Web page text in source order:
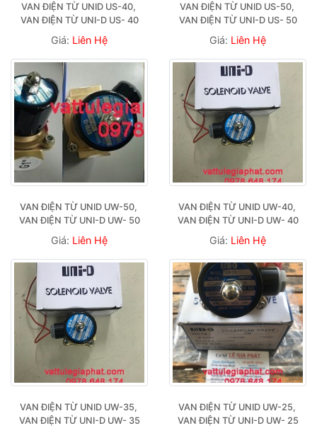
VAN ĐIỆN TỪ UNID US-40,
VAN ĐIỆN TỪ UNI-D US- 40
Giá: Liên Hệ
VAN ĐIỆN TỪ UNID US-50,
VAN ĐIỆN TỪ UNI-D US- 50
Giá: Liên Hệ
VAN ĐIỆN TỪ UNID UW-50,
VAN ĐIỆN TỪ UNI-D UW- 50
Giá: Liên Hệ
VAN ĐIỆN TỪ UNID UW-40,
VAN ĐIỆN TỪ UNI-D UW- 40
Giá: Liên Hệ
VAN ĐIỆN TỪ UNID UW-35,
VAN ĐIỆN TỪ UNI-D UW- 35
VAN ĐIỆN TỪ UNID UW-25,
VAN ĐIỆN TỪ UNI-D UW- 25